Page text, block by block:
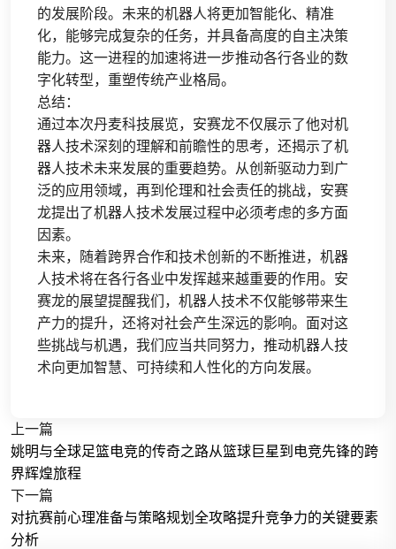
的发展阶段。未来的机器人将更加智能化、精准
化，能够完成复杂的任务，并具备高度的自主决策
能力。这一进程的加速将进一步推动各行各业的数
字化转型，重塑传统产业格局。
总结：
通过本次丹麦科技展览，安赛龙不仅展示了他对机
器人技术深刻的理解和前瞻性的思考，还揭示了机
器人技术未来发展的重要趋势。从创新驱动力到广
泛的应用领域，再到伦理和社会责任的挑战，安赛
龙提出了机器人技术发展过程中必须考虑的多方面
因素。
未来，随着跨界合作和技术创新的不断推进，机器
人技术将在各行各业中发挥越来越重要的作用。安
赛龙的展望提醒我们，机器人技术不仅能够带来生
产力的提升，还将对社会产生深远的影响。面对这
些挑战与机遇，我们应当共同努力，推动机器人技
术向更加智慧、可持续和人性化的方向发展。
上一篇
姚明与全球足篮电竞的传奇之路从篮球巨星到电竞先锋的跨
界辉煌旅程
下一篇
对抗赛前心理准备与策略规划全攻略提升竞争力的关键要素
分析